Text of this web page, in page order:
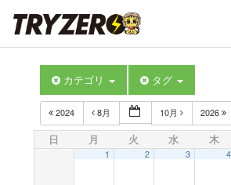
カテゴリ タグ
2024 8月 10月 2026
日 月 火 水 木
1 2 3 4